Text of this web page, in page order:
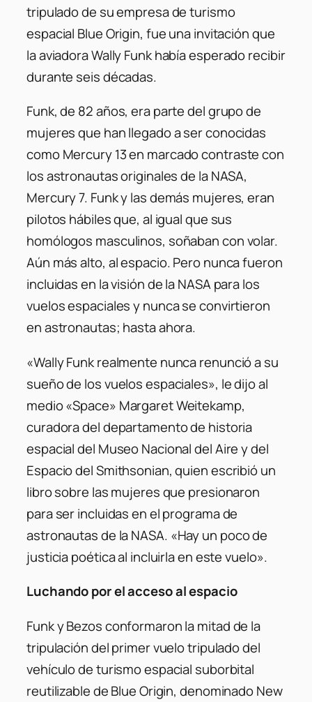
tripulado de su empresa de turismo
espacial Blue Origin, fue una invitación que
la aviadora Wally Funk había esperado recibir
durante seis décadas.
Funk, de 82 años, era parte del grupo de
mujeres que han llegado a ser conocidas
como Mercury 13 en marcado contraste con
los astronautas originales de la NASA,
Mercury 7. Funk y las demás mujeres, eran
pilotos hábiles que, al igual que sus
homólogos masculinos, soñaban con volar.
Aún más alto, al espacio. Pero nunca fueron
incluidas en la visión de la NASA para los
vuelos espaciales y nunca se convirtieron
en astronautas; hasta ahora.
«Wally Funk realmente nunca renunció a su
sueño de los vuelos espaciales», le dijo al
medio «Space» Margaret Weitekamp, ​​
curadora del departamento de historia
espacial del Museo Nacional del Aire y del
Espacio del Smithsonian, quien escribió un
libro sobre las mujeres que presionaron
para ser incluidas en el programa de
astronautas de la NASA. «Hay un poco de
justicia poética al incluirla en este vuelo».
Luchando por el acceso al espacio
Funk y Bezos conformaron la mitad de la
tripulación del primer vuelo tripulado del
vehículo de turismo espacial suborbital
reutilizable de Blue Origin, denominado New